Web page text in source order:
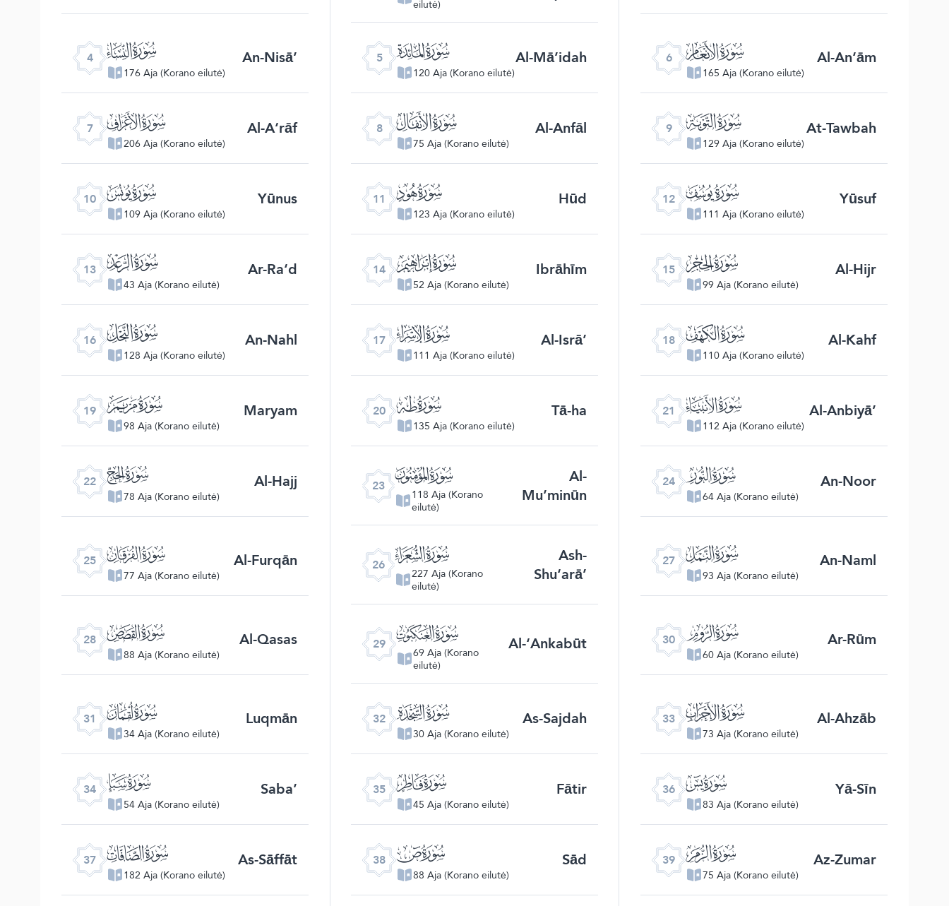
eilutė)
4 ﮐ
176 Aja (Korano eilutė)
An-Nisā’ 5 ﮑ
120 Aja (Korano eilutė)
Al-Mā’idah 6 ﮒ
165 Aja (Korano eilutė)
Al-An‘ām
7 ﮓ
206 Aja (Korano eilutė)
Al-A‘rāf 8 ﮔ
75 Aja (Korano eilutė)
Al-Anfāl 9 ﮕ
129 Aja (Korano eilutė)
At-Tawbah
10 ﮖ
109 Aja (Korano eilutė)
Yūnus 11 ﮗ
123 Aja (Korano eilutė)
Hūd 12 ﮘ
111 Aja (Korano eilutė)
Yūsuf
13 ﮙ
43 Aja (Korano eilutė)
Ar-Ra‘d 14 ﮚ
52 Aja (Korano eilutė)
Ibrāhīm 15 ﮛ
99 Aja (Korano eilutė)
Al-Hijr
16 ﮜ
128 Aja (Korano eilutė)
An-Nahl 17 ﮝ
111 Aja (Korano eilutė)
Al-Isrā’ 18 ﮞ
110 Aja (Korano eilutė)
Al-Kahf
19 ﮟ
98 Aja (Korano eilutė)
Maryam 20 ﮠ
135 Aja (Korano eilutė)
Tā-ha 21 ﮡ
112 Aja (Korano eilutė)
Al-Anbiyā’
22 ﮢ
78 Aja (Korano eilutė)
Al-Hajj 23 ﮣ
118 Aja (Korano
eilutė)
Al-
Mu’minūn 24 ﮤ
64 Aja (Korano eilutė)
An-Noor
25 ﮥ
77 Aja (Korano eilutė)
Al-Furqān 26 ﮦ
227 Aja (Korano
eilutė)
Ash-
Shu‘arā’ 27 ﮧ
93 Aja (Korano eilutė)
An-Naml
28 ﮨ
88 Aja (Korano eilutė)
Al-Qasas 29 ﮩ
69 Aja (Korano
eilutė)
Al-‘Ankabūt 30 ﮪ
60 Aja (Korano eilutė)
Ar-Rūm
31 ﮫ
34 Aja (Korano eilutė)
Luqmān 32 ﮬ
30 Aja (Korano eilutė)
As-Sajdah 33 ﮭ
73 Aja (Korano eilutė)
Al-Ahzāb
34 ﮮ
54 Aja (Korano eilutė)
Saba’ 35 ﮯ
45 Aja (Korano eilutė)
Fātir 36 ﮰ
83 Aja (Korano eilutė)
Yā-Sīn
37 ﮱ
182 Aja (Korano eilutė)
As-Sāffāt 38 ﯓ
88 Aja (Korano eilutė)
Sād 39 ﯔ
75 Aja (Korano eilutė)
Az-Zumar